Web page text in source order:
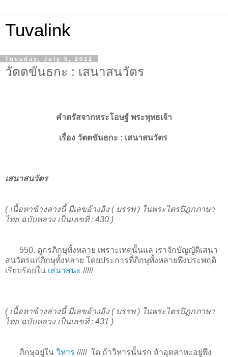
Tuvalink
Tuesday, July 5, 2022
วัตตขันธกะ : เสนาสนวัตร
คำตรัสจากพระโอษฐ์ พระพุทธเจ้า
เรื่อง วัตตขันธกะ : เสนาสนวัตร
เสนาสนวัตร
( เนื้อหาข้างล่างนี้ มีเลขอ้างอิง ( บรรพ ) ในพระไตรปิฎกภาษา
ไทย ฉบับหลวง เป็นเลขที่ : 430 )
550. ดูกรภิกษุทั้งหลาย เพราะเหตุนั้นแล เราจักบัญญัติเสนา
สนวัตรแก่ภิกษุทั้งหลาย โดยประการที่ภิกษุทั้งหลายพึงประพฤติ
เรียบร้อยใน เสนาสนะ /////
( เนื้อหาข้างล่างนี้ มีเลขอ้างอิง ( บรรพ ) ในพระไตรปิฎกภาษา
ไทย ฉบับหลวง เป็นเลขที่ : 431 )
ภิกษุอยู่ใน วิหาร ///// ใด ถ้าวิหารนั้นรก ถ้าอุตสาหะอยู่พึง